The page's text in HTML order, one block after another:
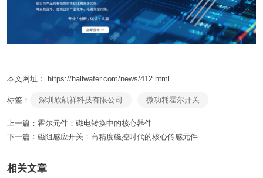
本文网址： https://hallwafer.com/news/412.html
标签： 深圳欣凯祥科技有限公司 微功耗霍尔开关
上一篇： 霍尔元件：磁电转换中的核心器件
下一篇： 磁阻感应开关：高精度磁控时代的核心传感元件
相关文章